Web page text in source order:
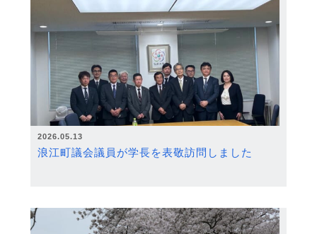
2026.05.13
浪江町議会議員が学長を表敬訪問しました